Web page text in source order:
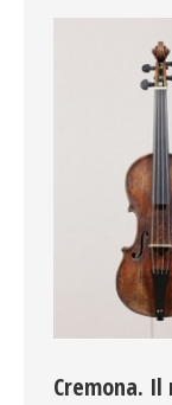
Cremona. Il